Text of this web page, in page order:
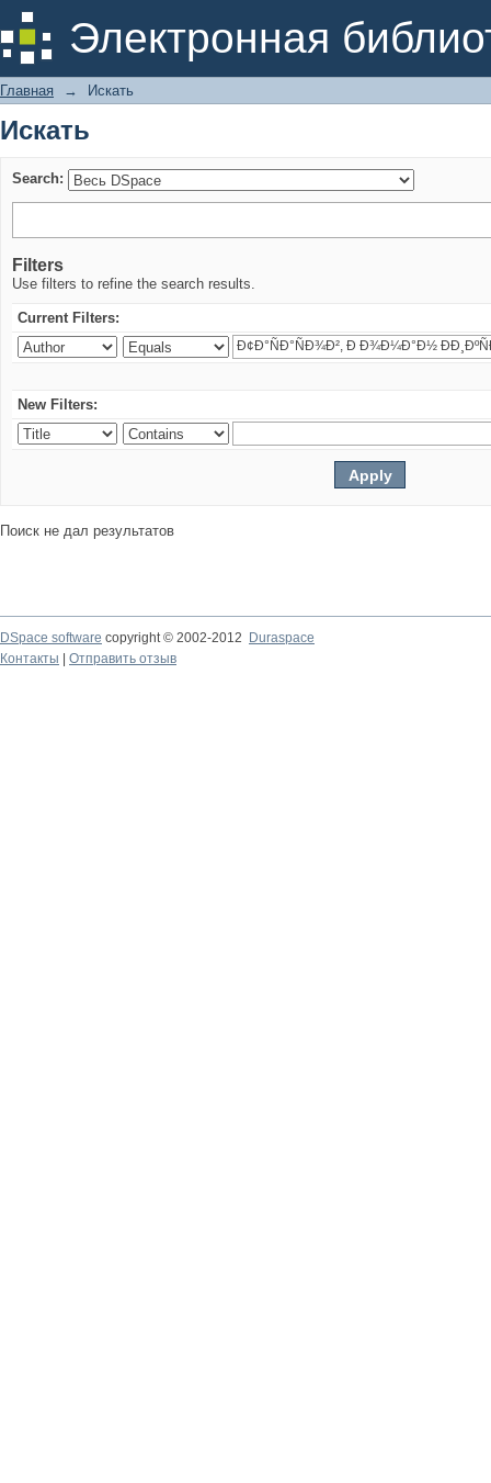
Электронная
Искать
Главная → Искать
Искать
Search:
Filters
Use filters to refine the search results.
Current Filters:
New Filters:
Поиск не дал результатов
DSpace software copyright © 2002-2012
Duraspace
Контакты
Отправить отзыв